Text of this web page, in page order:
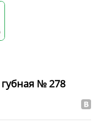
губная № 278